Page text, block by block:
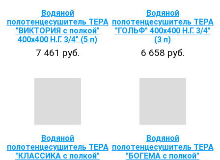
Водяной
полотенцесушитель ТЕРА
"ВИКТОРИЯ с полкой"
400х400 Н.Г. 3/4" (5 п)
7 461 руб.
Водяной
полотенцесушитель ТЕРА
"ГОЛЬФ" 400х400 Н.Г. 3/4"
(3 п)
6 658 руб.
Водяной
полотенцесушитель ТЕРА
"КЛАССИКА с полкой"
Водяной
полотенцесушитель ТЕРА
"БОГЕМА с полкой"